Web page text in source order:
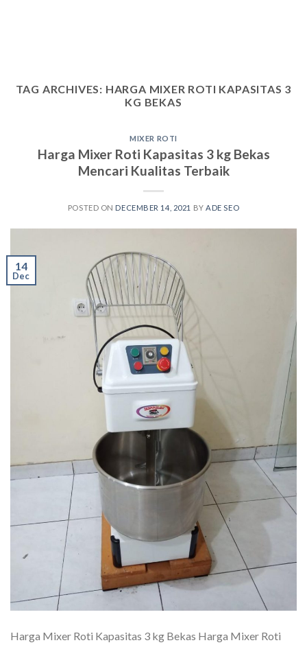
TAG ARCHIVES: HARGA MIXER ROTI KAPASITAS 3
KG BEKAS
MIXER ROTI
Harga Mixer Roti Kapasitas 3 kg Bekas
Mencari Kualitas Terbaik
POSTED ON DECEMBER 14, 2021 BY ADE SEO
14
Dec
Harga Mixer Roti Kapasitas 3 kg Bekas Harga Mixer Roti